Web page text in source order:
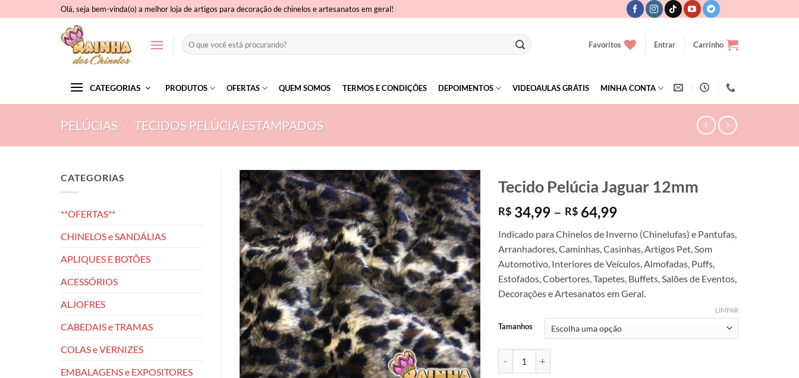
to
Olá, seja bem-vinda(o) a melhor loja de artigos para decoração de chinelos e artesanatos em geral!
Pesquisar
por:
Favoritos Entrar Carrinho
CATEGORIAS PRODUTOS OFERTAS QUEM SOMOS TERMOS E CONDIÇÕES DEPOIMENTOS VIDEOAULAS GRÁTIS MINHA CONTA
PELÚCIAS / TECIDOS PELÚCIA ESTAMPADOS
CATEGORIAS
**OFERTAS**
CHINELOS e SANDÁLIAS
APLIQUES E BOTÕES
ACESSÓRIOS
ALJOFRES
CABEDAIS e TRAMAS
COLAS e VERNIZES
EMBALAGENS e EXPOSITORES
Tecido Pelúcia Jaguar 12mm
R$34,99 – R$64,99Faixa
preço:
R$ 34,99
através
R$ 64,99
Indicado para Chinelos de Inverno (Chinelufas) e Pantufas,
Arranhadores, Caminhas, Casinhas, Artigos Pet, Som
Automotivo, Interiores de Veículos, Almofadas, Puffs,
Estofados, Cobertores, Tapetes, Buffets, Salões de Eventos,
Decorações e Artesanatos em Geral.
Tamanhos
LIMPAR